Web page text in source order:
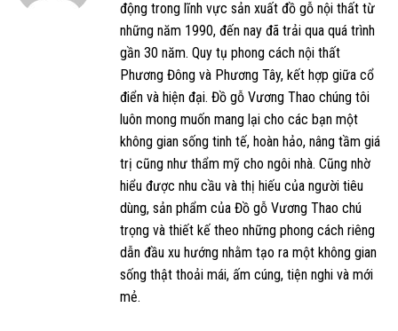
động trong lĩnh vực sản xuất đồ gỗ nội thất từ
những năm 1990, đến nay đã trải qua quá trình
gần 30 năm. Quy tụ phong cách nội thất
Phương Đông và Phương Tây, kết hợp giữa cổ
điển và hiện đại. Đồ gỗ Vương Thao chúng tôi
luôn mong muốn mang lại cho các bạn một
không gian sống tinh tế, hoàn hảo, nâng tầm giá
trị cũng như thẩm mỹ cho ngôi nhà. Cũng nhờ
hiểu được nhu cầu và thị hiếu của người tiêu
dùng, sản phẩm của Đồ gỗ Vương Thao chú
trọng và thiết kế theo những phong cách riêng
dẫn đầu xu hướng nhằm tạo ra một không gian
sống thật thoải mái, ấm cúng, tiện nghi và mới
mẻ.